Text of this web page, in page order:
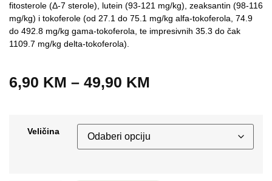
fitosterole (Δ-7 sterole), lutein (93-121 mg/kg), zeaksantin (98-116
mg/kg) i tokoferole (od 27.1 do 75.1 mg/kg alfa-tokoferola, 74.9
do 492.8 mg/kg gama-tokoferola, te impresivnih 35.3 do čak
1109.7 mg/kg delta-tokoferola).
6,90 KM – 49,90 KM
Veličina